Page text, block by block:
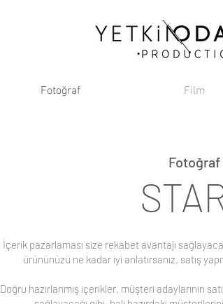
Fotoğraf Film
Fotoğraf
İçerik pazarlaması size rekabet avantajı
ürününüzü ne kadar iyi anlatırsanız, satış
Doğru hazırlanmış içerikler, müşteri adaylarının